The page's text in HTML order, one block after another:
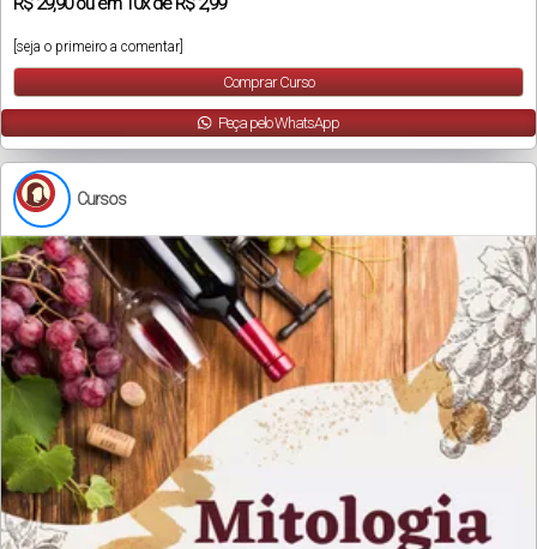
[seja o primeiro a comentar]
Comprar Curso
Peça pelo WhatsApp
Cursos